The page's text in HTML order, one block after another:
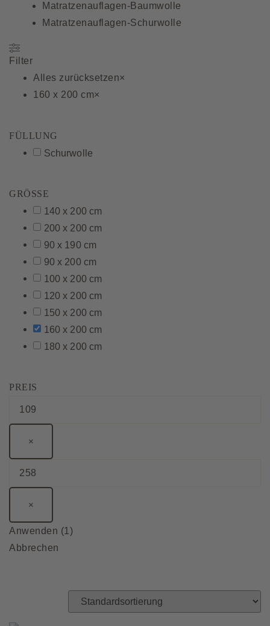
Matratzenauflagen-Baumwolle
Matratzenauflagen-Schurwolle
Filter
Alles zurücksetzen×
160 x 200 cm×
FÜLLUNG
Schurwolle
GRÖSSE
140 x 200 cm
200 x 200 cm
90 x 190 cm
90 x 200 cm
100 x 200 cm
120 x 200 cm
150 x 200 cm
160 x 200 cm
180 x 200 cm
PREIS
×
×
Anwenden (1 )
Abbrechen